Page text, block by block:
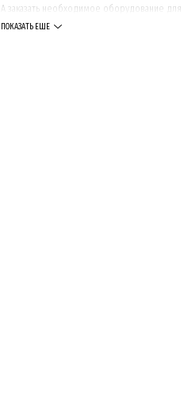
А заказать необходимое оборудование
КАК ОБУСТРОИТЬ
ПОКАЗАТЬ ЕЩЕ